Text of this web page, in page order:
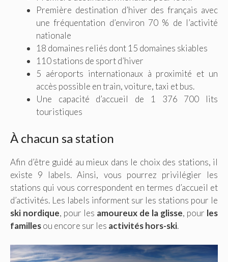
Première destination d’hiver des français avec
une fréquentation d’environ 70 % de l’activité
nationale
18 domaines reliés dont 15 domaines skiables
110 stations de sport d’hiver
5 aéroports internationaux à proximité et un
accès possible en train, voiture, taxi et bus.
Une capacité d’accueil de 1 376 700 lits
touristiques
À chacun sa station
Afin d’être guidé au mieux dans le choix des stations, il
existe 9 labels. Ainsi, vous pourrez privilégier les
stations qui vous correspondent en termes d’accueil et
d’activités. Les labels informent sur les stations pour le
ski nordique, pour les amoureux de la glisse, pour les
famillesou encore sur les activités hors-ski.